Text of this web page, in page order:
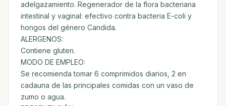
adelgazamiento. Regenerador de la flora bacteriana
intestinal y vaginal: efectivo contra bacteria E-coli y
hongos del género Candida.
ALERGENOS:
Contiene gluten.
MODO DE EMPLEO:
Se recomienda tomar 6 comprimidos diarios, 2 en
cadauna de las principales comidas con un vaso de
zumo o agua.